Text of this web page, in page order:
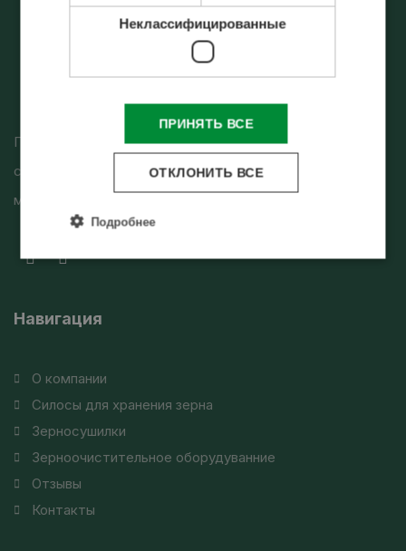
Проектирования, производство и строительство
силосов зерносушилок и зерноочистительных
машин
Навигация
О компании
Силосы для хранения зерна
Зерносушилки
Зерноочистительное оборудуванние
Отзывы
Контакты
Неклассифицированные
ПРИНЯТЬ ВСЕ
ОТКЛОНИТЬ ВСЕ
Подробнее